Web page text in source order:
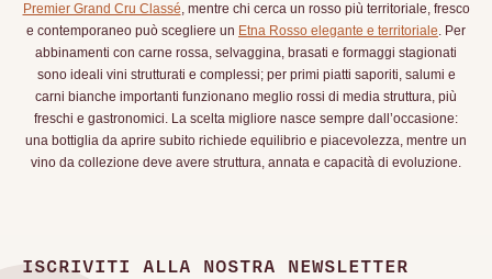
Premier Grand Cru Classé, mentre chi cerca un rosso più territoriale, fresco
e contemporaneo può scegliere un Etna Rosso elegante e territoriale. Per
abbinamenti con carne rossa, selvaggina, brasati e formaggi stagionati
sono ideali vini strutturati e complessi; per primi piatti saporiti, salumi e
carni bianche importanti funzionano meglio rossi di media struttura, più
freschi e gastronomici. La scelta migliore nasce sempre dall’occasione:
una bottiglia da aprire subito richiede equilibrio e piacevolezza, mentre un
vino da collezione deve avere struttura, annata e capacità di evoluzione.
ISCRIVITI ALLA NOSTRA NEWSLETTER